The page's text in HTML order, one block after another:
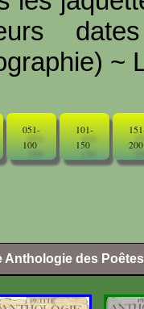
~
051-
100
101-
150
200
Anthologie des